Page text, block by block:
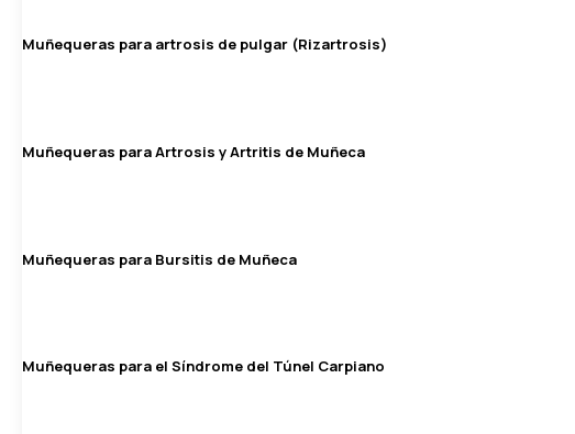
Muñequeras para artrosis de pulgar (Rizartrosis)
Muñequeras para Artrosis y Artritis de Muñeca
Muñequeras para Bursitis de Muñeca
Muñequeras para el Síndrome del Túnel Carpiano